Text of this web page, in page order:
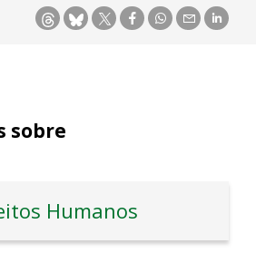
sobre
Humanos